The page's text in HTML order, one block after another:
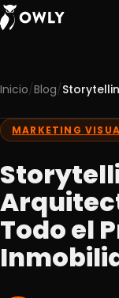
02
05 Blog
06
Inicio/Blog/
MARKETING
Todo el